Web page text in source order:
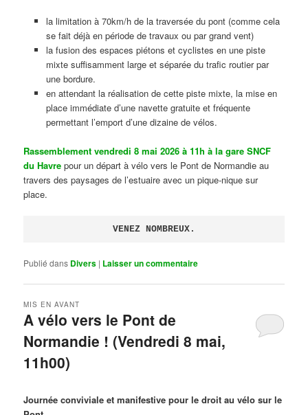
la limitation à 70km/h de la traversée du pont (comme cela
se fait déjà en période de travaux ou par grand vent)
la fusion des espaces piétons et cyclistes en une piste
mixte suffisamment large et séparée du trafic routier par
une bordure.
en attendant la réalisation de cette piste mixte, la mise en
place immédiate d’une navette gratuite et fréquente
permettant l’emport d’une dizaine de vélos.
Rassemblement vendredi 8 mai 2026 à 11h à la gare SNCF
du Havre pour un départ à vélo vers le Pont de Normandie au
travers des paysages de l’estuaire avec un pique-nique sur
place.
VENEZ NOMBREUX.
Publié dans Divers | Laisser un commentaire
A vélo vers le Pont de
Normandie ! (Vendredi 8 mai,
11h00)
MIS EN AVANT
Journée conviviale et manifestive pour le droit au vélo sur le